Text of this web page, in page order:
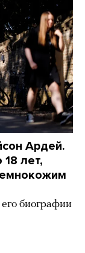
Ардей.
лет,
биографии